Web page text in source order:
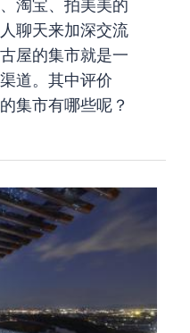
淘宝、拍美美的
聊天来加深交流
屋的集市就是一
道。其中评价
集市有哪些呢？